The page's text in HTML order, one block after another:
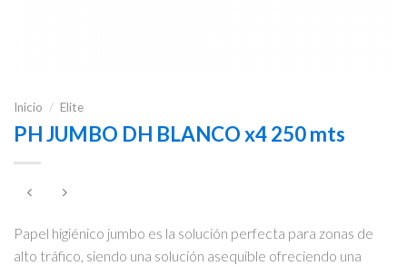
Inicio / Elite
PH JUMBO DH BLANCO x4 250 mts
Papel higiénico jumbo es la solución perfecta para zonas de
alto tráfico, siendo una solución asequible ofreciendo una